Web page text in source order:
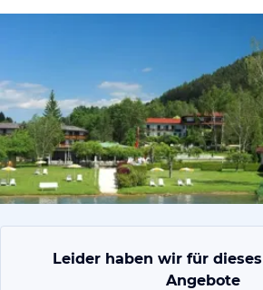
Leider haben wir für
Angebote